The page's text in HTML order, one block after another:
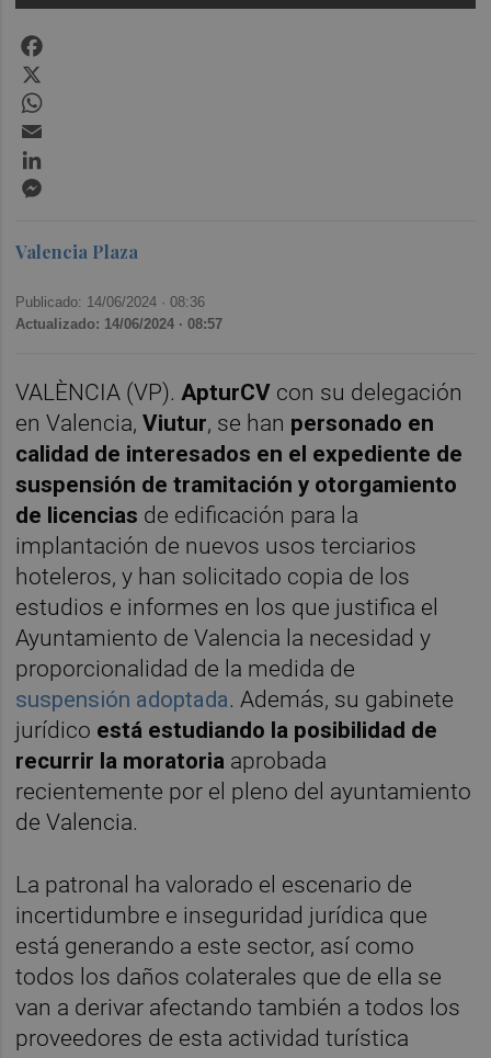
Valencia Plaza
Publicado: 14/06/2024 ·08:36
Actualizado: 14/06/2024 · 08:57
VALÈNCIA (VP). ApturCV con su delegación
en Valencia,Viutur, se han personado en
calidad de interesados en el expediente de
suspensión de tramitación y otorgamiento
de licencias de edificación para la
implantación de nuevos usos terciarios
hoteleros, y han solicitado copia de los
estudios e informes en los que justifica el
Ayuntamiento de Valencia la necesidad y
proporcionalidad de la medida de
suspensión adoptada. Además, su gabinete
jurídico está estudiando la posibilidad de
recurrir la moratoria aprobada
recientemente por el pleno del ayuntamiento
de Valencia.
La patronal ha valorado el escenario de
incertidumbre e inseguridad jurídica que
está generando a este sector, así como
todos los daños colaterales que de ella se
van a derivar afectando también a todos los
proveedores de esta actividad turística